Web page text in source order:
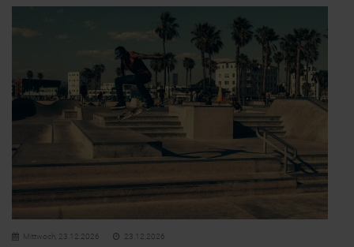
Mittwoch, 23.12.2026 23.12.2026